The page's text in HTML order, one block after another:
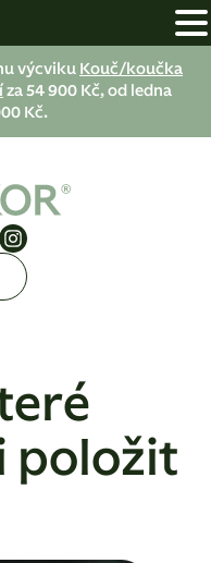
výcviku Kouč/koučka
za 54 900 Kč, od ledna
Kč.
položit